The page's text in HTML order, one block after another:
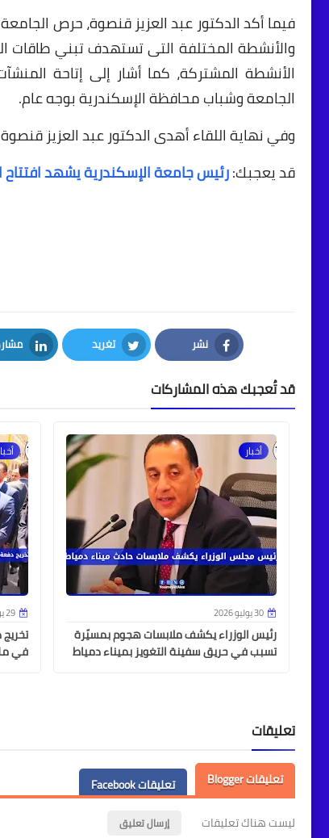
فيما أكد الدكتور عبد العزيز قنصوة، حرص
والأنشطة المختلفة التى تستهدف تبني
الأنشطة المشتركة، كما أشار إلى إتاحة
الجامعة وشباب محافظة الإسكندرية بوجه عام.
وفي نهاية اللقاء أهدى الدكتور عبد العزيز
قد يعجبك:رئيس جامعة الإسكندرية يشهد افتتاح
نشر
Facebook
تغريد
Twitter
قد تُعجبك هذه المشاركات
أخبار
30 يوليو 2026
رئيس الوزراء يكشف ملابسات هجوم بمسيّرة
تسبب في حريق سفينة التغويز بميناء دمياط
29 يوليو 2026
في
تعليقات
تعليقات Blogger
تعليقات Facebook
ليست هناك تعليقات
إرسال تعليق